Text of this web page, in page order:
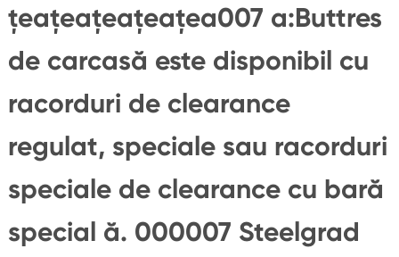
țeațeațeațeațea007 a:Buttres
de carcasă este disponibil cu
racorduri de clearance
regulat, speciale sau racorduri
speciale de clearance cu bară
special ă. 000007 Steelgrad